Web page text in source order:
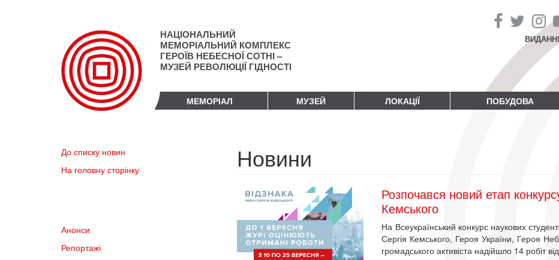
НАЦІОНАЛЬНИЙ
МЕМОРІАЛЬНИЙ КОМПЛЕКС
ГЕРОЇВ НЕБЕСНОЇ СОТНІ –
МУЗЕЙ РЕВОЛЮЦІЇ ГІДНОСТІ
МЕМОРІАЛ МУЗЕЙ ЛОКАЦІЇ ПОБУДОВА
До списку новин
На головну сторінку
Анонси
Репортажі
Новини
Розпочався новий етап
Кемського
На Всеукраїнський конкурс наукових
Сергія Кемського, Героя України, Героя
громадського активіста надійшло 14 робіт